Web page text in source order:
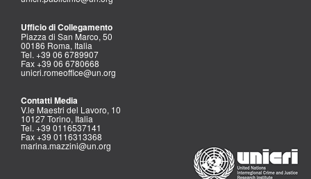
Ufficio di Collegamento
Piazza di San Marco, 50
00186 Roma, Italia
Tel. +39 06 6789907
Fax +39 06 6780668
unicri.romeoffice@un.org
Contatti Media
V.le Maestri del Lavoro, 10
10127 Torino, Italia
Tel. +39 0116537141
Fax +39 0116313368
marina.mazzini@un.org